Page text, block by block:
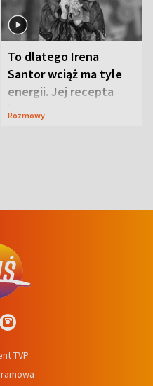
To dlatego Irena
Santor wciąż ma tyle
energii. Jej recepta
jest zaskakująco
Rozmowy
TVP